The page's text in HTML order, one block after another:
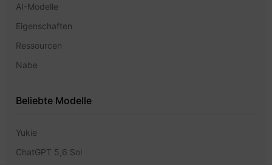
AI-Modelle
Eigenschaften
Ressourcen
Nabe
Beliebte Modelle
Yukie
ChatGPT 5,6 Sol